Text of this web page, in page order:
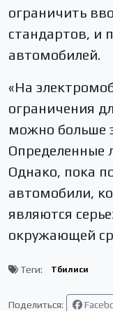
ограничить
стандартов, и
автомобилей.
«На
ограничения
можно больше
Определенные
Однако, пока
автомобили,
являются
окружающей
Теги: Тбилиси
Поделиться: